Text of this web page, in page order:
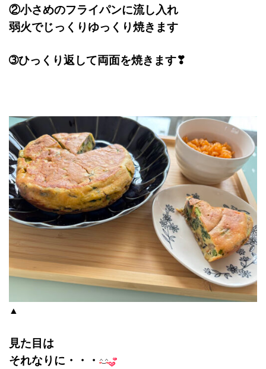
②小さめのフライパンに流し入れ
弱火でじっくりゆっくり焼きます
➂ひっくり返して両面を焼きます❣
▲
見た目は
それなりに・・・